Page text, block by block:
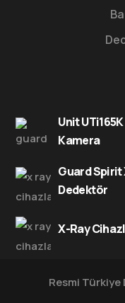
Unit
Kamera
Guard Spirit
Dedektör
X-Ray
Resmi